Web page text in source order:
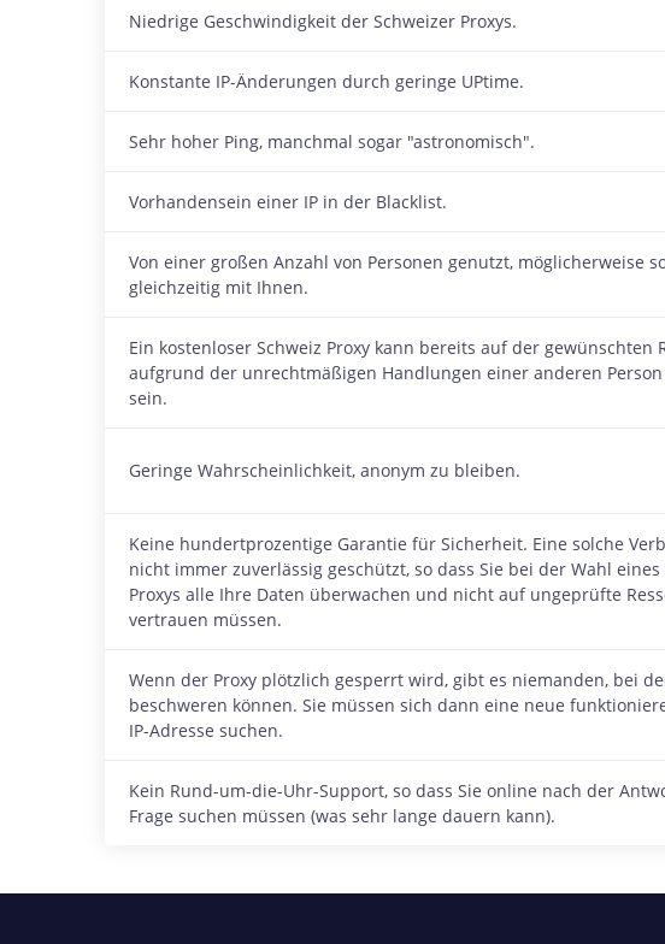
Niedrige Geschwindigkeit der Schweizer Proxys.
Konstante IP-Änderungen durch geringe UPtime.
Sehr hoher Ping, manchmal sogar "astronomisch".
Vorhandensein einer IP in der Blacklist.
Von einer großen Anzahl von Personen genutzt, möglicherweise
gleichzeitig mit Ihnen.
Ein kostenloser Schweiz Proxy kann bereits auf der gewünschten
aufgrund der unrechtmäßigen Handlungen einer anderen
sein.
Geringe Wahrscheinlichkeit, anonym zu bleiben.
Keine hundertprozentige Garantie für Sicherheit. Eine solche
nicht immer zuverlässig geschützt, so dass Sie bei der Wahl eines
Proxys alle Ihre Daten überwachen und nicht auf ungeprüfte
vertrauen müssen.
Wenn der Proxy plötzlich gesperrt wird, gibt es niemanden, bei
beschweren können. Sie müssen sich dann eine neue
IP-Adresse suchen.
Kein Rund-um-die-Uhr-Support, so dass Sie online nach der
Frage suchen müssen (was sehr lange dauern kann).